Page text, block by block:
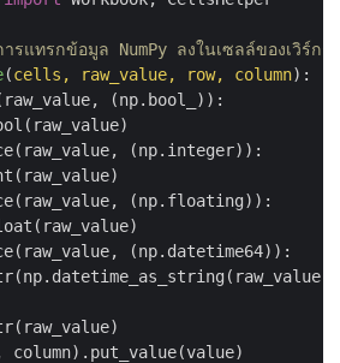
รแทรกข้อมูล NumPy ลงในเซลล์ของเวิร์กชี
(cells, raw_value, row, column):
(np.bool_)):
(np.integer)):
(np.floating)):
(np.datetime64)):
column).put_value(value)